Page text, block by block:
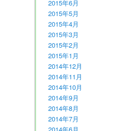
2015年6月
2015年5月
2015年4月
2015年3月
2015年2月
2015年1月
2014年12月
2014年11月
2014年10月
2014年9月
2014年8月
2014年7月